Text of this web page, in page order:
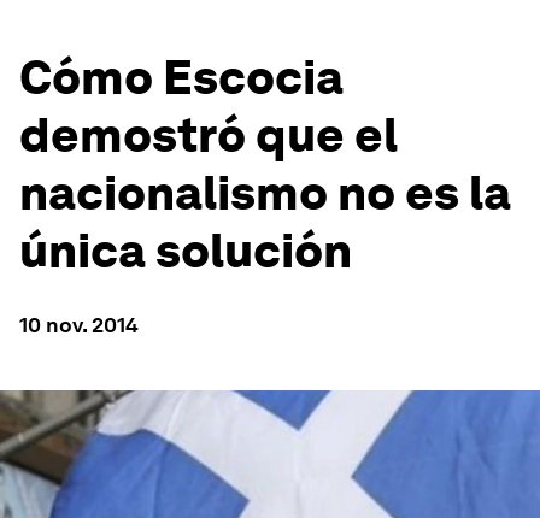
Cómo Escocia
demostró que el
nacionalismo no es la
única solución
10 nov. 2014